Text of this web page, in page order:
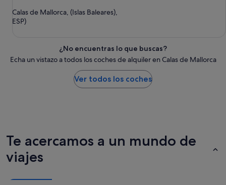
Calas de Mallorca, (Islas Baleares),
ESP)
¿No encuentras lo que buscas?
Echa un vistazo a todos los coches de alquiler en Calas de Mallorca
Ver todos los coches
Te acercamos a un mundo de
viajes